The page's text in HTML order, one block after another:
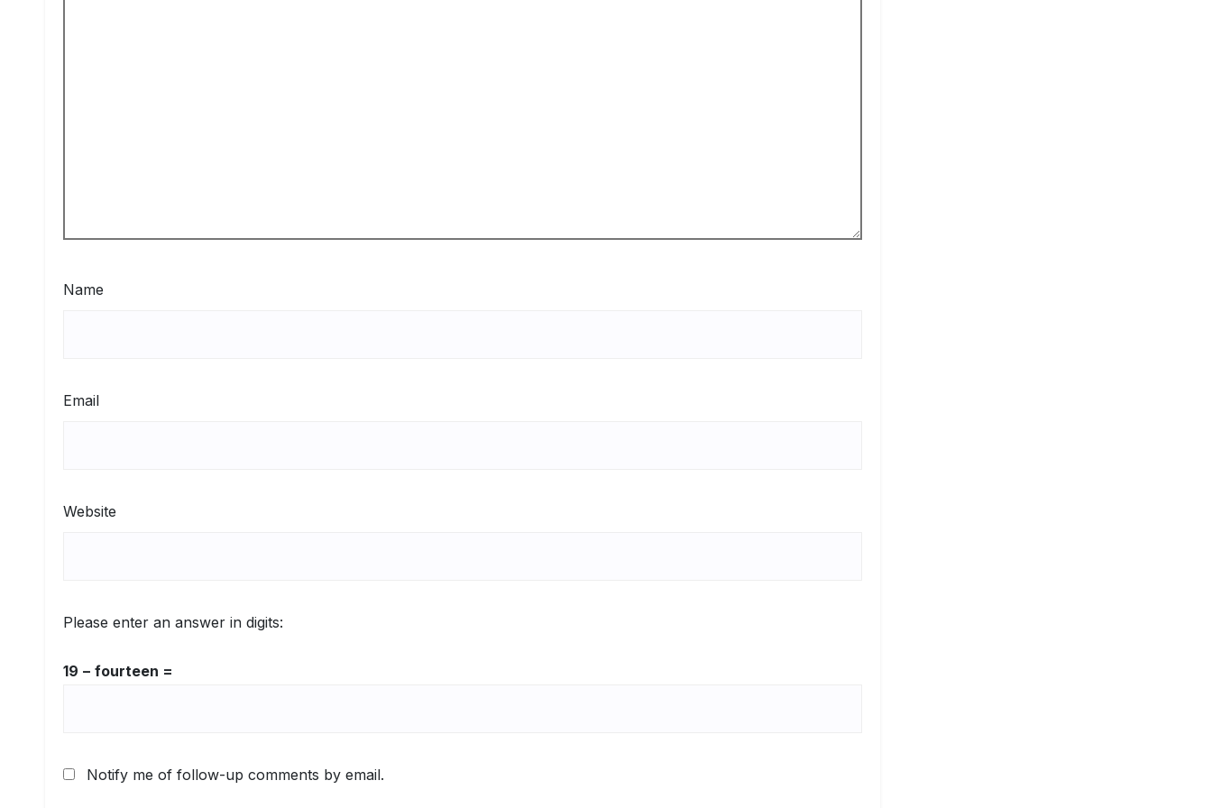
Name
Email
Website
Please enter an answer in digits:
19 − fourteen =
Notify me of follow-up comments by email.